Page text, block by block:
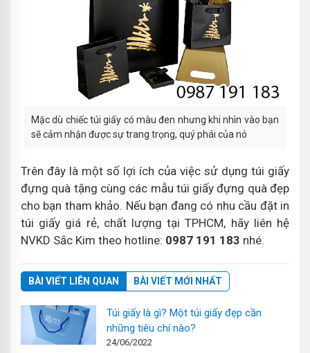
Mặc dù chiếc túi giấy có màu đen nhưng khi nhìn vào bạn
sẽ cảm nhận được sự trang trọng, quý phái của nó
Trên đây là một số lợi ích của việc sử dụng túi giấy
đựng quà tặng cùng các mẫu túi giấy đựng quà đẹp
cho bạn tham khảo. Nếu bạn đang có nhu cầu đặt in
túi giấy giá rẻ, chất lượng tại TPHCM, hãy liên hệ
NVKD Sắc Kim theo hotline: 0987 191 183 nhé.
BÀI VIẾT LIÊN QUAN BÀI VIẾT MỚI NHẤT
Túi giấy là gì? Một túi giấy đẹp cần
những tiêu chí nào?
24/06/2022